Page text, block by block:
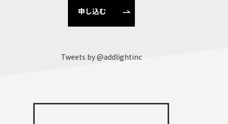
申し込む
Tweets by @addlightinc